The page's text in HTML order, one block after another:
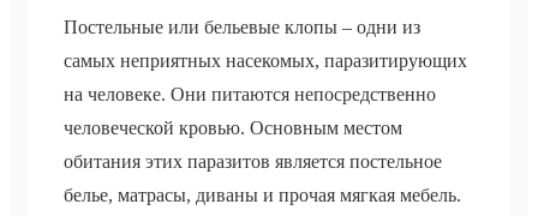
Постельные или бельевые клопы – одни из
самых неприятных насекомых, паразитирующих
на человеке. Они питаются непосредственно
человеческой кровью. Основным местом
обитания этих паразитов является постельное
белье, матрасы, диваны и прочая мягкая мебель.